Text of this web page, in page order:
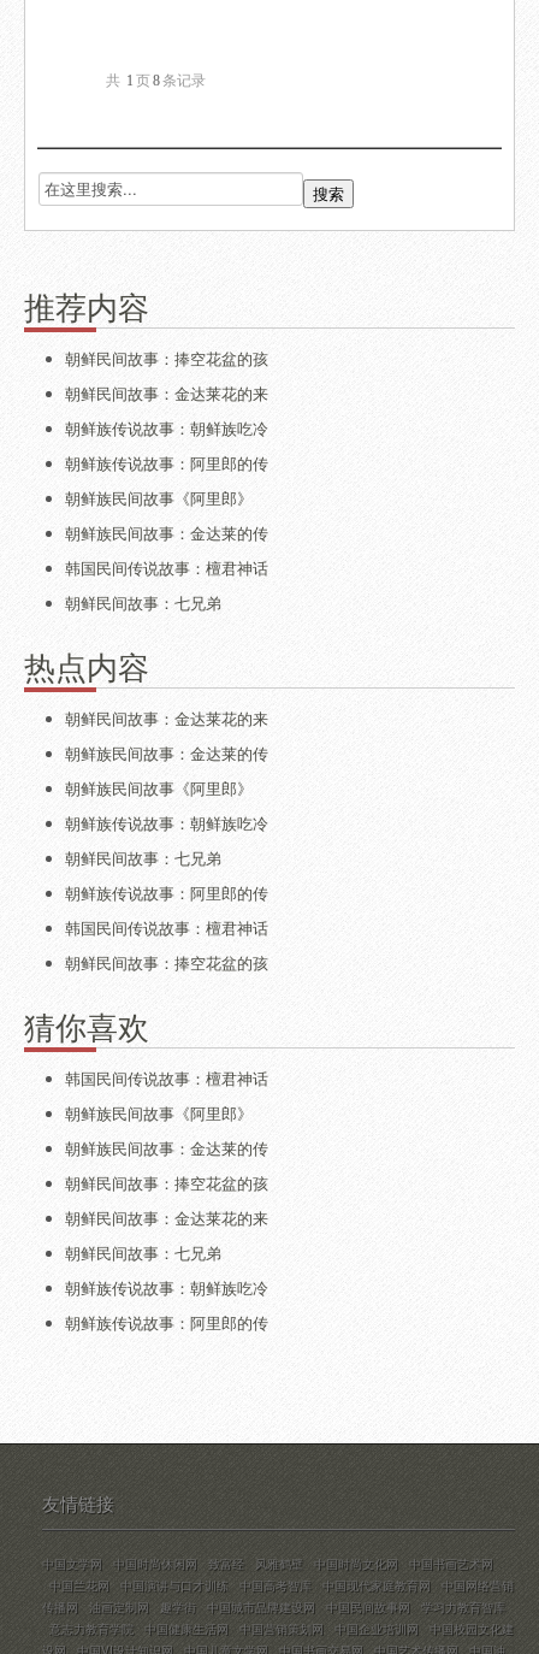
共 1 页8条记录
推荐内容
朝鲜民间故事：捧空花盆的孩
朝鲜民间故事：金达莱花的来
朝鲜族传说故事：朝鲜族吃冷
朝鲜族传说故事：阿里郎的传
朝鲜族民间故事《阿里郎》
朝鲜族民间故事：金达莱的传
韩国民间传说故事：檀君神话
朝鲜民间故事：七兄弟
热点内容
朝鲜民间故事：金达莱花的来
朝鲜族民间故事：金达莱的传
朝鲜族民间故事《阿里郎》
朝鲜族传说故事：朝鲜族吃冷
朝鲜民间故事：七兄弟
朝鲜族传说故事：阿里郎的传
韩国民间传说故事：檀君神话
朝鲜民间故事：捧空花盆的孩
猜你喜欢
韩国民间传说故事：檀君神话
朝鲜族民间故事《阿里郎》
朝鲜族民间故事：金达莱的传
朝鲜民间故事：捧空花盆的孩
朝鲜民间故事：金达莱花的来
朝鲜民间故事：七兄弟
朝鲜族传说故事：朝鲜族吃冷
朝鲜族传说故事：阿里郎的传
友情链接
中国文学网 中国时尚休闲网 致富经 风雅鹤壁 中国时尚文化网
中国书画艺术网
中国兰花网
中国演讲与口才训练 中国高考智库 中国现代家庭教育网
中国网络营销
传播网
油画定制网 趣学街 中国城市品牌建设网 中国民间故事网
学习力教育智库
意志力教育学院
中国健康生活网 中国营销策划网 中国企业培训网
中国校园文化建
设网
中国VI设计知识网 中国儿童文学网 中国书画交易网 中国艺术传播网 中国油